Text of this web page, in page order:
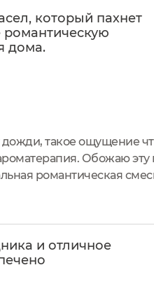
который пахнет
романтическую
дома.
такое ощущение
Обожаю
романтическая
и отличное